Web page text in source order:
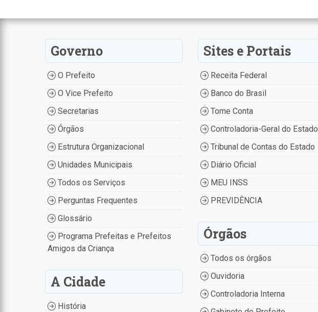
Governo
O Prefeito
O Vice Prefeito
Secretarias
Órgãos
Estrutura Organizacional
Unidades Municipais
Todos os Serviços
Perguntas Frequentes
Glossário
Programa Prefeitas e Prefeitos
Amigos da Criança
A Cidade
História
Sites e Portais
Receita Federal
Banco do Brasil
Tome Conta
Controladoria-Geral do Estado
Tribunal de Contas do Estado
Diário Oficial
MEU INSS
PREVIDÊNCIA
Órgãos
Todos os órgãos
Ouvidoria
Controladoria Interna